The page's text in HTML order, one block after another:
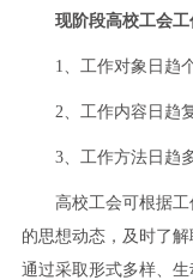
渠 道 合 作
客 户 案 例
新 闻 资 讯
关 于 我 们
现阶段高校工会工
1、工作对象日趋
2、工作内容日趋
3、工作方法日趋
高校工会可根据
的思想动态，及时了
通过采取形式多样、